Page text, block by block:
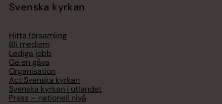
Svenska kyrkan
Hitta församling
Bli medlem
Lediga jobb
Ge en gåva
Organisation
Act Svenska kyrkan
Svenska kyrkan i utlandet
Press – nationell nivå